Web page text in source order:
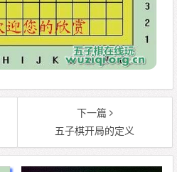
下一篇
五子棋开局的定义